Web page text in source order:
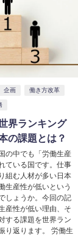
企画 働き方改革
界ランキング
の課題とは？
の中でも「労働生産
ている国です。仕事
組む人材が多い日本
生産性が低いという
しょうか。今回の記
産性が低い理由、そ
する課題を世界ラン
り返ります。 労働生